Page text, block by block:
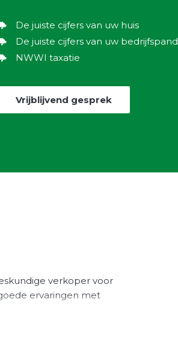
De juiste cijfers van uw huis
De juiste cijfers van uw bedrijfspand
NWWI taxatie
Vrijblijvend gesprek
verkoper voor
ervaringen met